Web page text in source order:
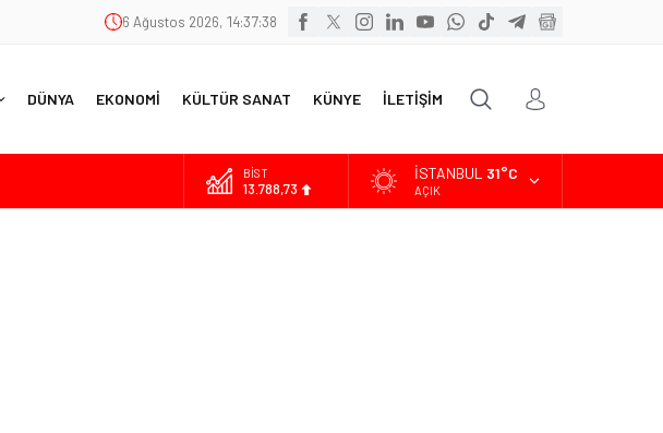
6 Ağustos 2026, 14:37:39
DÜNYA EKONOMİ KÜLTÜR SANAT KÜNYE İLETİŞİM
DOLAR
47,5954
İSTANBUL 31°C
AÇIK